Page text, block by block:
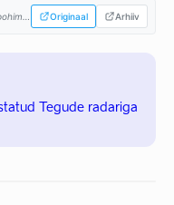
Originaal Arhiiv
Tegude radariga